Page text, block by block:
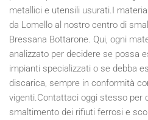
metallici e utensili usurati.I
da Lomello al nostro centro di
Bressana Bottarone. Qui, ogni
analizzato per decidere se possa
impianti specializzati o se debba
discarica, sempre in conformità
vigenti.Contattaci oggi stesso per
smaltimento dei rifiuti ferrosi e